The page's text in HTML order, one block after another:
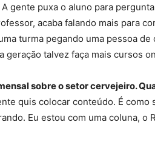
gente puxa o aluno para
acaba falando mais para
turma pegando uma pessoa
talvez faça mais cursos
sobre o setor cervejeiro.
quis colocar conteúdo. É
Eu estou com uma coluna,